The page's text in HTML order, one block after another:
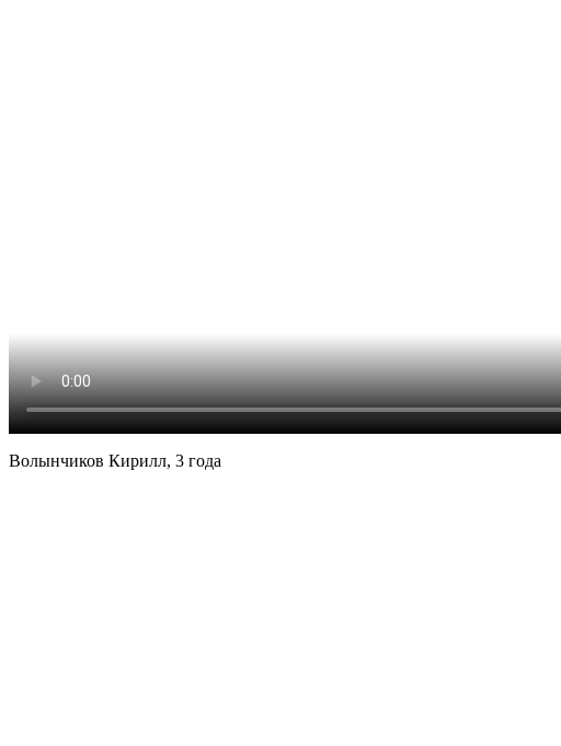
Волынчиков Кирилл, 3 года